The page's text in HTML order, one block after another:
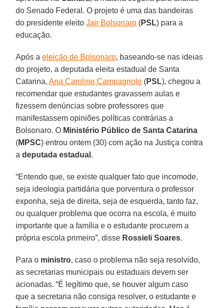
do Senado Federal. O projeto é uma das bandeiras
do presidente eleitoJair Bolsonaro (PSL) para a
educação.
Após aeleição de Bolsonaro, baseando-se nas ideias
do projeto, a deputada eleita estadual de Santa
Catarina,Ana Caroline Campagnolo (PSL), chegou a
recomendar que estudantes gravassem aulas e
fizessem denúncias sobre professores que
manifestassem opiniões políticas contrárias a
Bolsonaro. O Ministério Público de Santa Catarina
(MPSC) entrou ontem (30) com ação na Justiça contra
adeputada estadual .
“Entendo que, se existe qualquer fato que incomode,
seja ideologia partidária que porventura o professor
exponha, seja de direita, seja de esquerda, tanto faz,
ou qualquer problema que ocorra na escola, é muito
importante que a família e o estudante procurem a
própria escola primeiro”, disse Rossieli Soares.
Para o ministro, caso o problema não seja resolvido,
as secretarias municipais ou estaduais devem ser
acionadas. “É legítimo que, se houver algum caso
que a secretaria não consiga resolver, o estudante e